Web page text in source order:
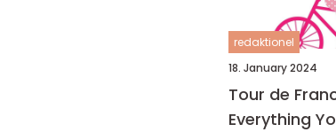
redaktionel
18. January 2024
Tour de
Everything